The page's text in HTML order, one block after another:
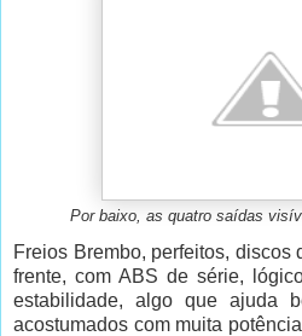
Por baixo, as quatro saídas
Freios Brembo, perfeitos, discos
frente, com ABS de série,
estabilidade, algo que ajuda
acostumados com muita